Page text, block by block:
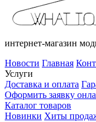
интернет-магазин
Новости Главная
Услуги
Доставка и оплата
Оформить заявку
Каталог товаров
Новинки Хиты